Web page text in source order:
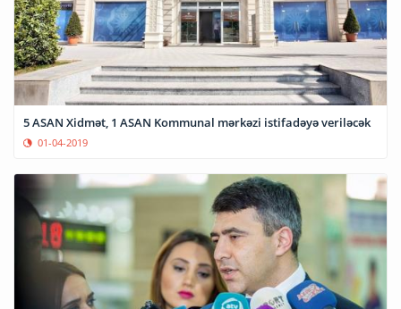
5 ASAN Xidmət, 1 ASAN Kommunal mərkəzi istifadəyə veriləcək
01-04-2019